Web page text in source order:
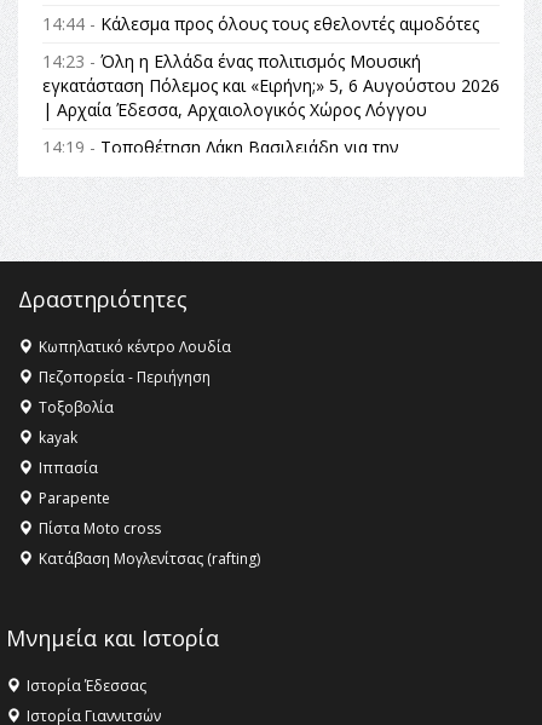
14:44 - Κάλεσμα προς όλους τους εθελοντές αιμοδότες
14:23 - Όλη η Ελλάδα ένας πολιτισμός Μουσική
εγκατάσταση Πόλεμος και «Ειρήνη;» 5, 6 Αυγούστου 2026
| Αρχαία Έδεσσα, Αρχαιολογικός Χώρος Λόγγου
14:19 - Τοποθέτηση Λάκη Βασιλειάδη για την
Αναθεώρηση του Συντάγματος: «Σε τέτοιες κορυφαίες
θεσμικές διαδικασίες υπάρχει μόνο η ευθύνη απέναντι
στις επόμενες γενιές»
16:35 -Το πρόγραμμα του ΠΑΟΚ στον δεύτερο γύρο του
16:27 - Όλυμπος: Εντάχθηκε στον Κατάλογο Παγκόσμιας
Κληρονομιάς της UNESCO – Ομόφωνη η απόφαση Ο
Όλυμπος αναγνωρίστηκε ως φυσικό και πολιτιστικό
αγαθό εξέχουσας οικουμενικής αξίας για την
ανθρωπότητα
16:18 -
ΣΤΗΝ ΕΔΕΣΣΑ
Δραστηριότητες
Κωπηλατικό κέντρο Λουδία
Πεζοπορεία - Περιήγηση
Τοξοβολία
kayak
Ιππασία
Parapente
Πίστα Moto cross
Κατάβαση Μογλενίτσας (rafting)
Μνημεία και Ιστορία
Ιστορία Έδεσσας
Ιστορία Γιαννιτσών